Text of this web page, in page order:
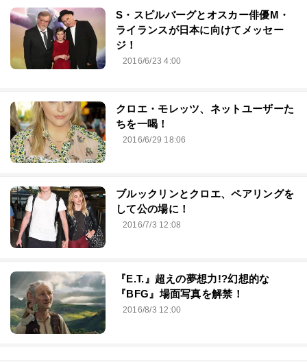
S・スピルバーグとオスカー俳優M・
ライランスが日本に向けてメッセー
ジ！
2016/6/23 4:00
クロエ・モレッツ、ネットユーザーた
ちを一喝！
2016/6/29 18:06
ブルックリンとクロエ、ペアリングを
して公の場に！
2016/7/3 12:08
『E.T.』超えの夢想力!?幻想的な
『BFG』場面写真を解禁！
2016/8/3 12:00